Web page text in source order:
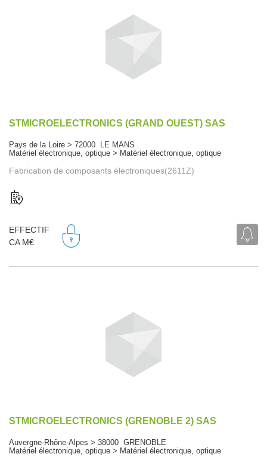
STMICROELECTRONICS (GRAND OUEST) SAS
Pays de la Loire > 72000 LE MANS
Matériel électronique, optique > Matériel électronique, optique
Fabrication de composants électroniques(2611Z)
EFFECTIF
CA M€
STMICROELECTRONICS (GRENOBLE 2) SAS
Auvergne-Rhône-Alpes > 38000 GRENOBLE
Matériel électronique, optique > Matériel électronique, optique